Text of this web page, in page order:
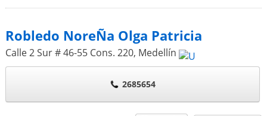
Robledo NoreÑa Olga Patricia
Calle 2 Sur # 46-55 Cons. 220, Medellín
2685654